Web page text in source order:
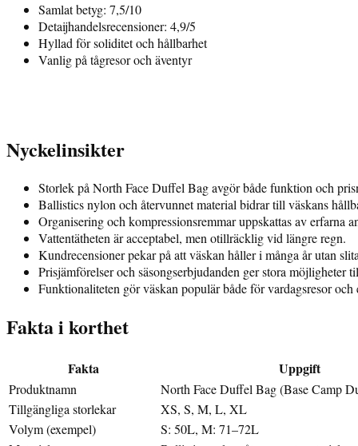
Samlat betyg: 7,5/10
Detaijhandelsrecensioner: 4,9/5
Hyllad för soliditet och hållbarhet
Vanlig på tågresor och äventyr
Nyckelinsikter
Storlek på North Face Duffel Bag avgör både funktion och
Ballistics nylon och återvunnet material bidrar till väskans
Organisering och kompressionsremmar uppskattas av erfarna
Vattentätheten är acceptabel, men otillräcklig vid längre regn.
Kundrecensioner pekar på att väskan håller i många år utan
Prisjämförelser och säsongserbjudanden ger stora möjligheter
Funktionaliteten gör väskan populär både för vardagsresor och
Fakta i korthet
Fakta Uppgift
Produktnamn
North Face Duffel Bag (Base Camp
Tillgängliga storlekar
XS, S, M, L, XL
Volym (exempel)
S: 50L, M: 71–72L